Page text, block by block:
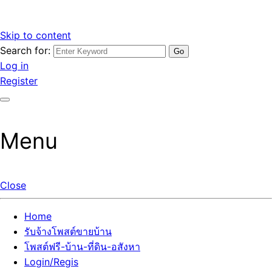
Skip to content
รับจ้างโพสต์ขายบ้านราคาถูก รับโพสต์ลงเว็บขายบ้าน ที่ดิน อสัง
หา โพสต์คุณภาพ ราคาคุ้มค่า แตกต่างกว่า
เว็บไซต์ รับจ้างโพสต์ขายบ้านราคาถูก อสังหา ทีดิน โพสต์ลงเว็บ
ขายบ้าน รับโพสต์ที่ดิน อสังหา เน้นผลงาน รับรองคุณภาพ ติดกู
เกิ้ลหน้าแรกทุกโพสต์ได้จริง ที่เดียวในไทย
Search for:
Log in
Register
Menu
Close
Home
รับจ้างโพสต์ขายบ้าน
โพสต์ฟรี-บ้าน-ที่ดิน-อสังหา
Login/Regis